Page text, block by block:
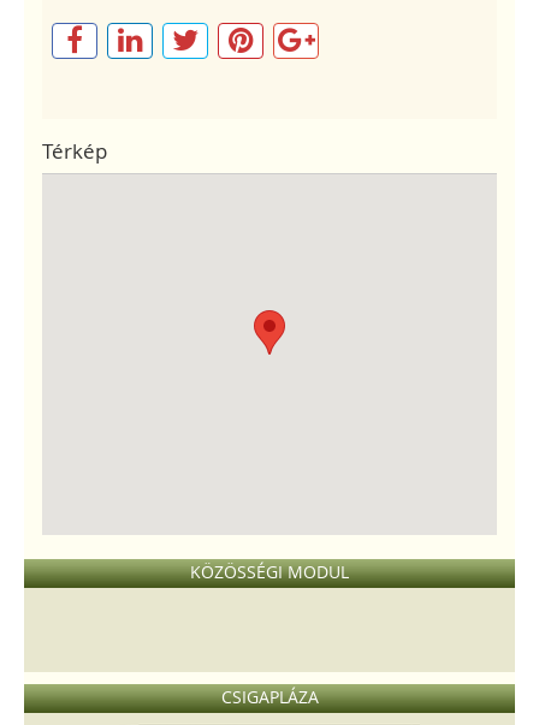
Térkép
KÖZÖSSÉGI MODUL
CSIGAPLÁZA